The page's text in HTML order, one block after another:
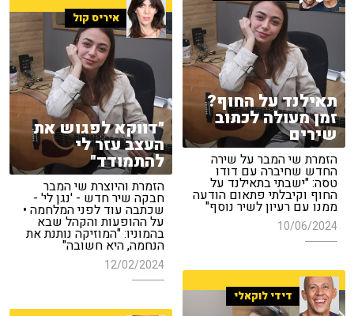
תאילנד על החוף?
זמן מעולה לכתוב
שירים
הזמרת שי המבר על שירה
החדש שחיברה עם דודו
טסה: "ישבתי בתאילנד על
החוף וקיבלתי פתאום הודעה
ממנו עם רעיון לשיר נוסף"
10/06/2024
איריס קול
"דווקא לפגוש את
העצב עזר לי
להתמודד"
הזמרת והיוצרת שי המבר
חבקה שיר חדש - 'נגן לי' -
שכתבה עוד לפני המלחמה •
על ההופעות והקהל שבא
בהמוניו: "המוזיקה נותנת את
הנחמה, היא חשובה"
12/02/2024
דידי לוקאלי